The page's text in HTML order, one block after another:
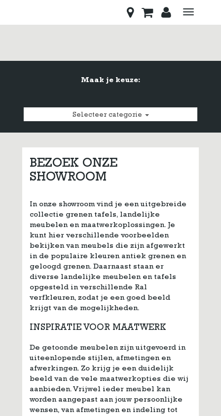
Toggle
Maak je keuze:
Selecteer categorie
BEZOEK ONZE
SHOWROOM
In onze showroom vind je een uitgebreide
collectie grenen tafels, landelijke
meubelen en maatwerkoplossingen. Je
kunt hier verschillende voorbeelden
bekijken van meubels die zijn afgewerkt
in de populaire kleuren antiek grenen en
geloogd grenen. Daarnaast staan er
diverse landelijke meubelen en tafels
opgesteld in verschillende Ral
verfkleuren, zodat je een goed beeld
krijgt van de mogelijkheden.
INSPIRATIE VOOR MAATWERK
De getoonde meubelen zijn uitgevoerd in
uiteenlopende stijlen, afmetingen en
afwerkingen. Zo krijg je een duidelijk
beeld van de vele maatwerkopties die wij
aanbieden. Vrijwel ieder meubel kan
worden aangepast aan jouw persoonlijke
wensen, van afmetingen en indeling tot